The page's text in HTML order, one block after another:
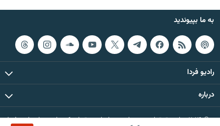
به ما بپیوندید
رادیو فردا
درباره
© ۲۰۲۶ تمام حقوق این وب‌سایت، بر اساس مقررات کپی‌رایت، برای رادیو فردا